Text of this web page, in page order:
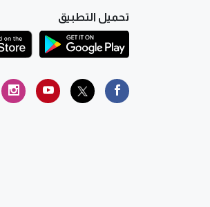
تحميل التطبيق